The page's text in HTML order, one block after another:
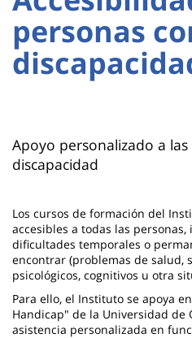
:
Sidebar
:
Main
content
Titre
de
personas
Contenu
de
la
page
principale
Apoyo personalizado a
discapacidad
Los cursos de formación del
accesibles a todas las
dificultades temporales o
encontrar (problemas de salud,
psicológicos, cognitivos u otra
Para ello, el Instituto se apoya
Handicap" de la Universidad de
asistencia personalizada en